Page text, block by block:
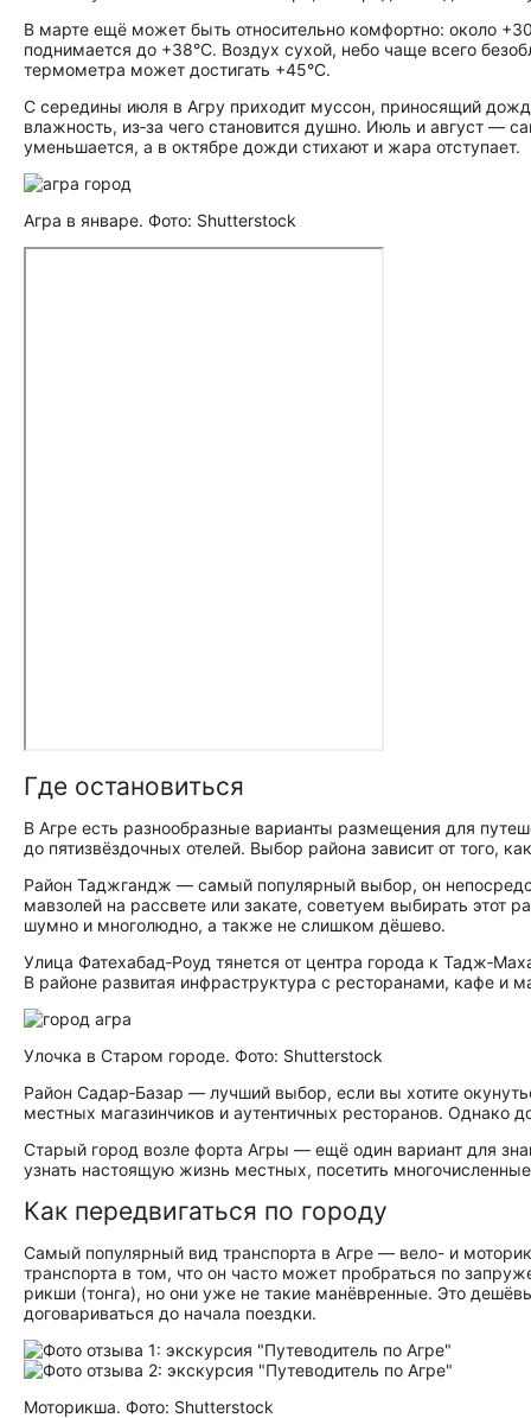
В марте ещё может быть относительно комфортно: около
поднимается до +38°C. Воздух сухой, небо чаще всего
термометра может достигать +45°C.
С середины июля в Агру приходит муссон, приносящий
влажность, из‑за чего становится душно. Июль и август —
уменьшается, а в октябре дожди стихают и жара отступает.
Агра в январе. Фото: Shutterstock
Где остановиться
В Агре есть разнообразные варианты размещения для
до пятизвёздочных отелей. Выбор района зависит от того,
Район Таджгандж — самый популярный выбор, он
мавзолей на рассвете или закате, советуем выбирать этот
шумно и многолюдно, а также не слишком дёшево.​
Улица Фатехабад‑Роуд тянется от центра города к
В районе развитая инфраструктура с ресторанами, кафе и
Улочка в Старом городе. Фото: Shutterstock
Район Садар‑Базар — лучший выбор, если вы хотите
местных магазинчиков и аутентичных ресторанов. Однако
Старый город возле форта Агры — ещё один вариант для
узнать настоящую жизнь местных, посетить
Как передвигаться по городу
Самый популярный вид транспорта в Агре — вело- и
транспорта в том, что он часто может пробраться по
рикши (тонга), но они уже не такие манёвренные. Это
договариваться до начала поездки.
Моторикша. Фото: Shutterstock